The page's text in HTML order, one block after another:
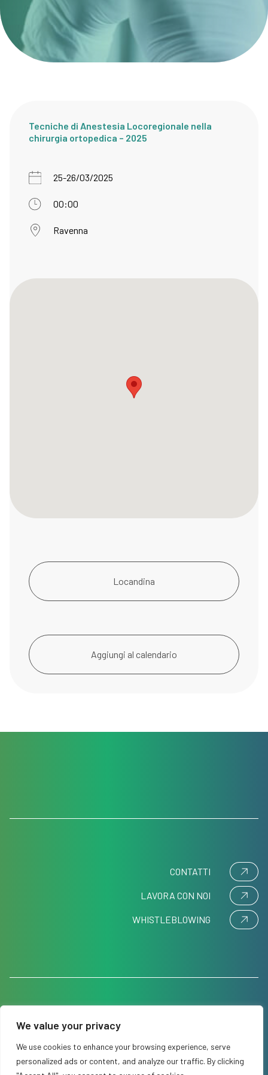
We value your privacy
We use cookies to enhance your browsing experience, serve
personalized ads or content, and analyze our traffic. By clicking
Tecniche di Anestesia Locoregionale nella
chirurgia ortopedica – 2025
25-26/03/2025
00:00
Ravenna
Locandina
Aggiungi al calendario
©2024 Movi SpA – Via Dione Cassio 15 – 20138 Milano, Italy
CF/P.IVA – VAT No: IT 11575580151 R.E.A.: MI 1477333
Cookie policy Privacy Policy
CONTATTI
LAVORA CON NOI
WHISTLEBLOWING